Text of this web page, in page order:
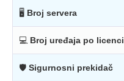
🖥 Broj servera
💻 Broj uređaja po licenci
🛡 Sigurnosni prekidač